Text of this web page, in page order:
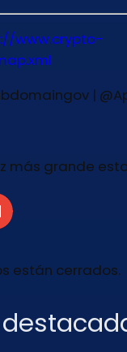
www.crypto-
|
más grande
están cerrados.